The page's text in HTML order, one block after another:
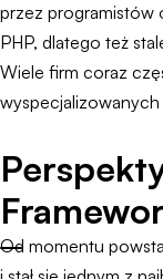
przez programistów
PHP, dlatego też
Wiele firm coraz
Od momentu